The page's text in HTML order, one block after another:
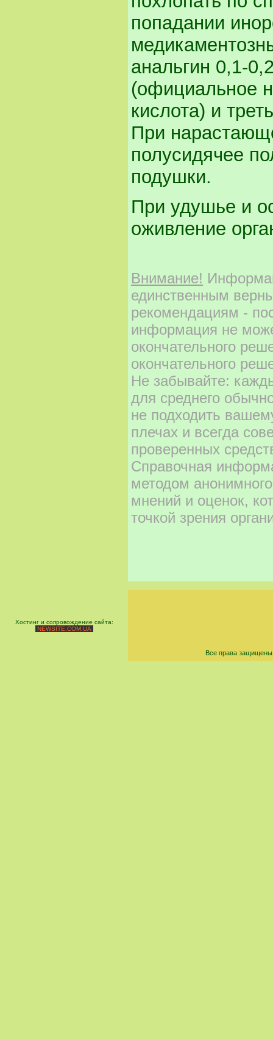
попадании
анальгин 0,1-
(официальное
кислота) и
При
полусидячее
подушки.
При удушье и
оживление
Внимание!
единственным
рекомендациям -
информация не
окончательного
окончательного
Не забывайте:
для среднего
не подходить
плечах и всегда
проверенных
Справочная
методом
мнений и оценок,
точкой зрения
Хостинг и сопровождение сайта:
NEWSITE.COM.UA
Все права